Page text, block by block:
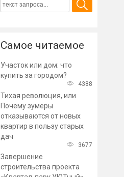
Самое читаемое
Участок или дом: что
купить за городом?
4388
Тихая революция, или
Почему зумеры
отказываются от новых
квартир в пользу старых
дач
3677
Завершение
строительства проекта